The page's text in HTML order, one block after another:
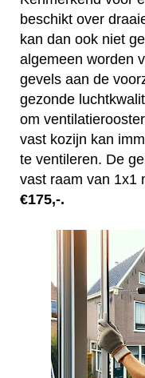
beschikt over
kan dan ook niet
algemeen worden
gevels aan de
gezonde
om
vast kozijn kan
te ventileren. De
vast raam van 1x1
€175,-.